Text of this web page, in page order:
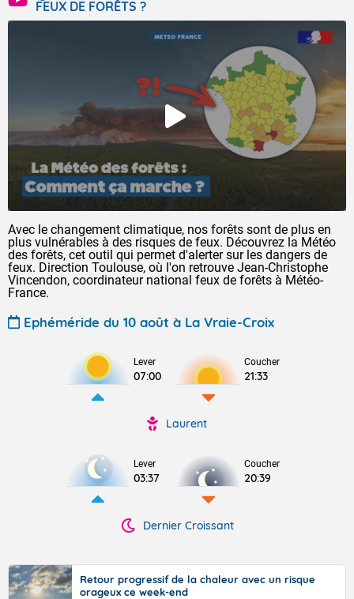
FEUX DE FORÊTS ?
Avec le changement climatique, nos forêts sont de plus en
plus vulnérables à des risques de feux. Découvrez la Météo
des forêts, cet outil qui permet d'alerter sur les dangers de
feux. Direction Toulouse, où l'on retrouve Jean-Christophe
Vincendon, coordinateur national feux de forêts à Météo-
France.
Ephéméride du 10 août à La Vraie-Croix
Lever
07:00
Coucher
21:33
Laurent
Lever
03:37
Coucher
20:39
Dernier Croissant
Retour progressif de la chaleur avec un risque
orageux ce week-end